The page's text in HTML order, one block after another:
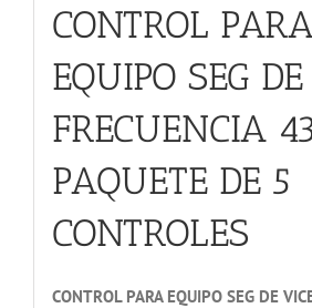
CONTROL
EQUIPO SEG
FRECUENCIA
PAQUETE DE 5
CONTROLES
CONTROL PARA EQUIPO SEG DE